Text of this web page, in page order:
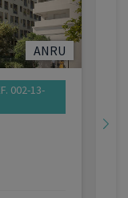
ANRU
002-13-